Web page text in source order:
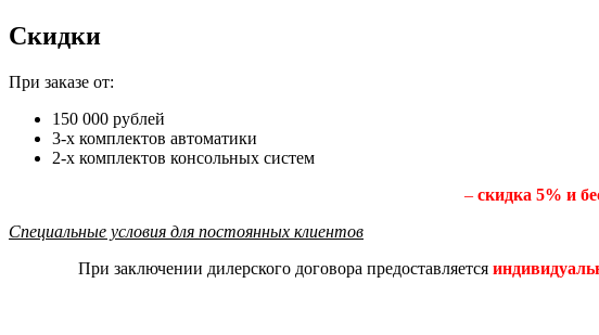
Скидки
При заказе от:
150 000 рублей
3-х комплектов автоматики
2-х комплектов консольных систем
– скидка 5% и
Специальные условия для постоянных клиентов
При заключении дилерского договора предоставляется